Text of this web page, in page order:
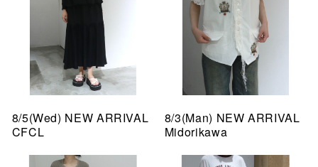
8/5(Wed) NEW ARRIVAL
CFCL
8/3(Man) NEW ARRIVAL
Midorikawa